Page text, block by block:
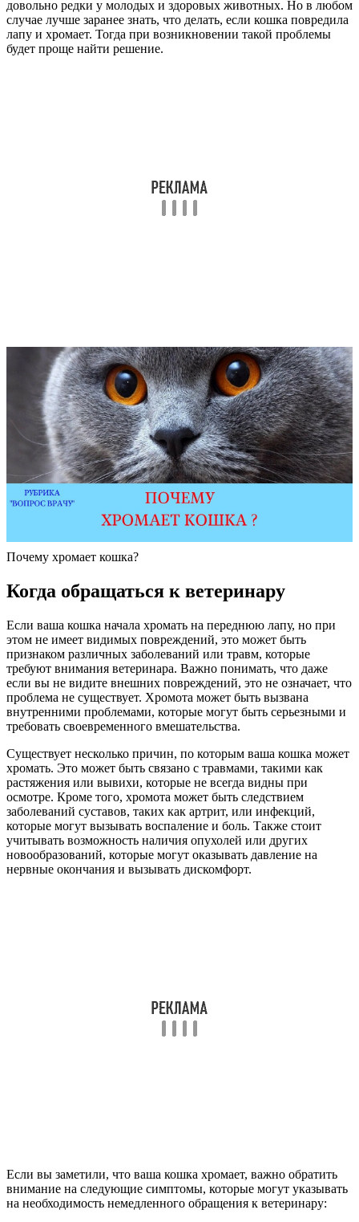
довольно редки у молодых и здоровых животных. Но в любом
случае лучше заранее знать, что делать, если кошка повредила
лапу и хромает. Тогда при возникновении такой проблемы
будет проще найти решение.
Почему хромает кошка?
Когда обращаться к ветеринару
Если ваша кошка начала хромать на переднюю лапу, но при
этом не имеет видимых повреждений, это может быть
признаком различных заболеваний или травм, которые
требуют внимания ветеринара. Важно понимать, что даже
если вы не видите внешних повреждений, это не означает, что
проблема не существует. Хромота может быть вызвана
внутренними проблемами, которые могут быть серьезными и
требовать своевременного вмешательства.
Существует несколько причин, по которым ваша кошка может
хромать. Это может быть связано с травмами, такими как
растяжения или вывихи, которые не всегда видны при
осмотре. Кроме того, хромота может быть следствием
заболеваний суставов, таких как артрит, или инфекций,
которые могут вызывать воспаление и боль. Также стоит
учитывать возможность наличия опухолей или других
новообразований, которые могут оказывать давление на
нервные окончания и вызывать дискомфорт.
Если вы заметили, что ваша кошка хромает, важно обратить
внимание на следующие симптомы, которые могут указывать
на необходимость немедленного обращения к ветеринару: